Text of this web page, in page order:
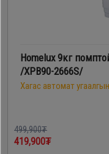
Homelux 9кг
/XPB90-2666S/
Хагас автомат
499,900₮
419,900₮